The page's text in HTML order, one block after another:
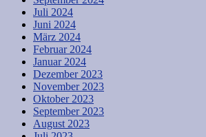
Juli 2024
Juni 2024
März 2024
Februar 2024
Januar 2024
Dezember 2023
November 2023
Oktober 2023
September 2023
August 2023